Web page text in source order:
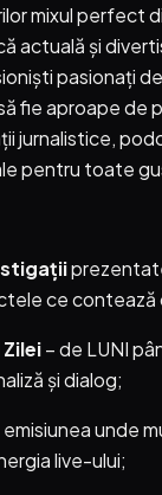
mixul perfect
actuală și
pasionați de
fie aproape de
jurnalistice,
pentru toate
ce contează
– de LUNI
și dialog;
emisiunea unde
live-ului;